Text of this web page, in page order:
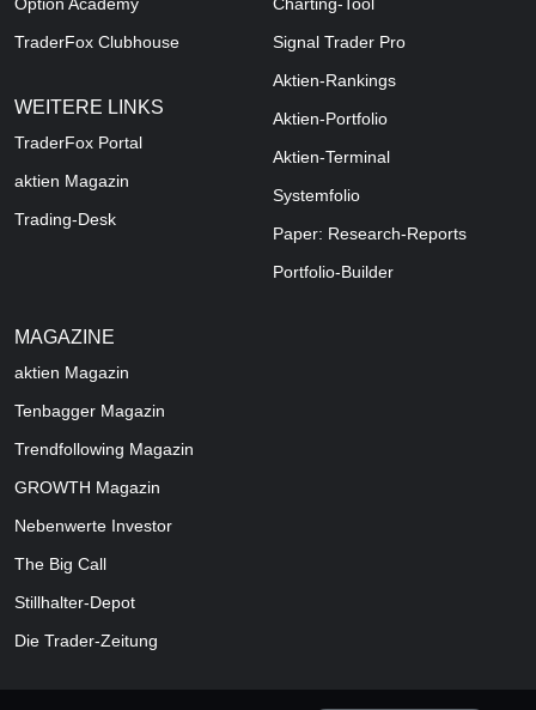
Option Academy
TraderFox Clubhouse
WEITERE LINKS
TraderFox Portal
aktien Magazin
Trading-Desk
Charting-Tool
Signal Trader Pro
Aktien-Rankings
Aktien-Portfolio
Aktien-Terminal
Systemfolio
Paper: Research-Reports
Portfolio-Builder
MAGAZINE
aktien Magazin
Tenbagger Magazin
Trendfollowing Magazin
GROWTH Magazin
Nebenwerte Investor
The Big Call
Stillhalter-Depot
Die Trader-Zeitung